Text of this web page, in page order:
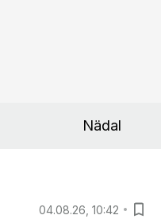
Nädal
04.08.26, 10:42